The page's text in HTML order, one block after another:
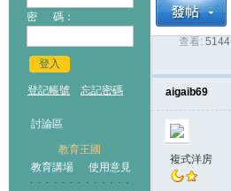
密 碼：
登入
登記帳號 忘記密碼
討論區
教育王國
教育講場
使用意見
查看: 5144
aigaib69
複式洋房